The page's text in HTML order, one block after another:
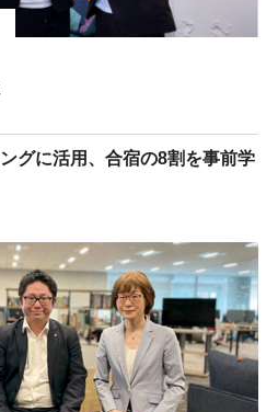
グに活用、合宿の8割を事前学